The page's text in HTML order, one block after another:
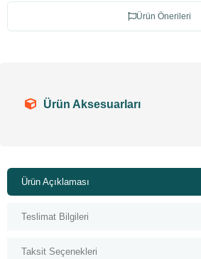
Ürün Önerileri
Ürün Aksesuarları
Ürün Açıklaması
Teslimat Bilgileri
Taksit Seçenekleri